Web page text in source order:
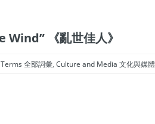
《亂世佳人》
全部詞彙, Culture and Media 文化與媒體